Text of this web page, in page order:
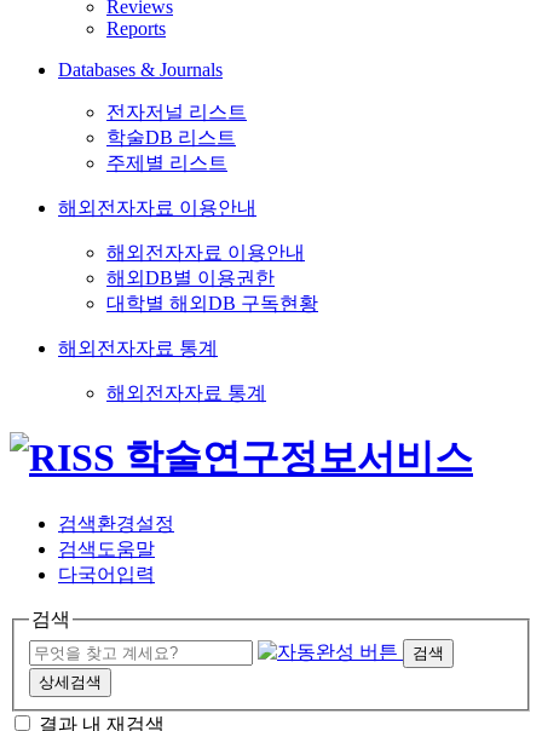
Reviews
Reports
Databases & Journals
전자저널 리스트
학술DB 리스트
주제별 리스트
해외전자자료 이용안내
해외전자자료 이용안내
해외DB별 이용권한
대학별 해외DB 구독현황
해외전자자료 통계
해외전자자료 통계
검색환경설정
검색도움말
다국어입력
검색
검색
상세검색
결과 내 재검색